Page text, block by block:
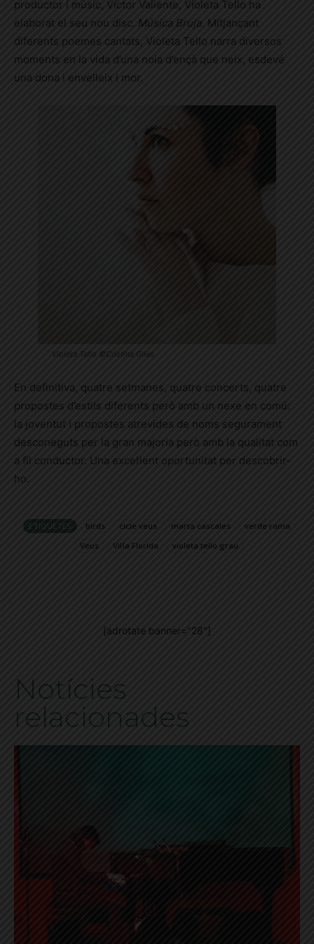
productor i músic, Víctor Valiente, Violeta Tello ha
elaborat el seu nou disc. Música Bruja. Mitjançant
diferents poemes cantats, Violeta Tello narra diversos
moments en la vida d’una noia d’ençà que neix, esdevé
una dona i envelleix i mor.
Violeta Tello ©Cristina Giles
En definitiva, quatre setmanes, quatre concerts, quatre
propostes d’estils diferents però amb un nexe en comú:
la joventut i propostes atrevides de noms segurament
desconeguts per la gran majoria però amb la qualitat com
a fil conductor. Una excel·lent oportunitat per descobrir-
ho.
ETIQUETES birds cicle veus marta cascales
verde rama
Veus
Vil·la Florida violeta tello grau
[adrotate banner="28"]
Notícies
relacionades